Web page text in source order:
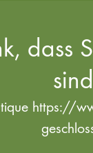
dass
https://